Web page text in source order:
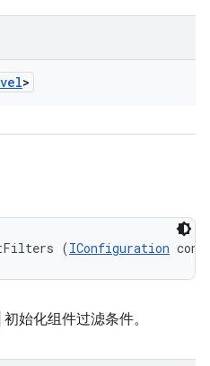
>
(IConfiguration
初始化组件过滤条件。